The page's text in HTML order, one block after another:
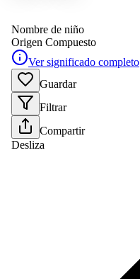
Nombre de niño
Origen Compuesto
Ver significado completo
Guardar
Filtrar
Compartir
Desliza